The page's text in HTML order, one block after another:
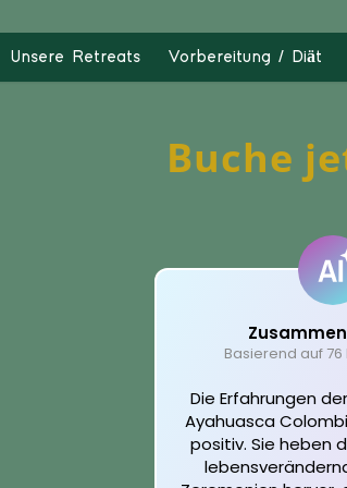
Unsere Retreats Vorbereitung / Diät
Buche
Basierend auf
Die Erfahrungen
Ayahuasca
positiv. Sie heben